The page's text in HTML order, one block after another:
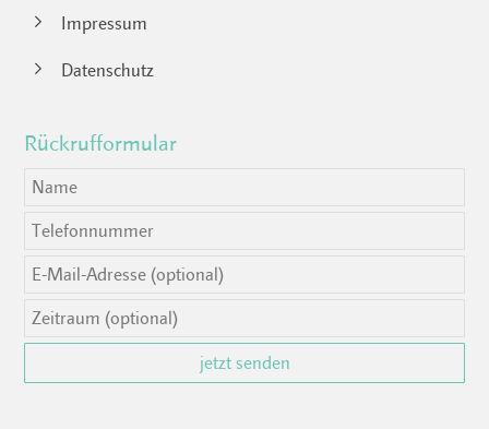
Impressum
Datenschutz
Rückrufformular
jetzt senden